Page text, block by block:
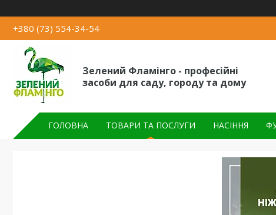
+380 (73) 554-34-54
Зелений Фламінго - професійні
засоби для саду, городу та дому
ГОЛОВНА ТОВАРИ ТА ПОСЛУГИ НАСІННЯ